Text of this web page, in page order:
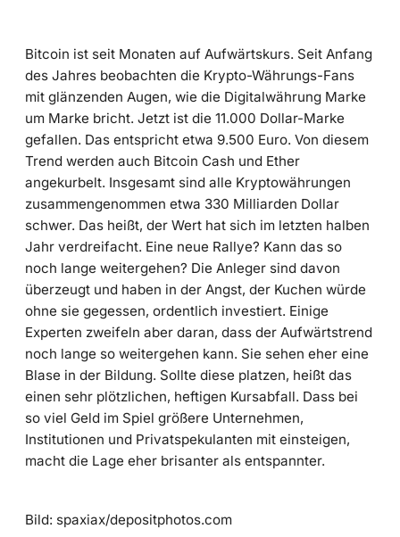
Bitcoin ist seit Monaten auf Aufwärtskurs. Seit Anfang
des Jahres beobachten die Krypto-Währungs-Fans
mit glänzenden Augen, wie die Digitalwährung Marke
um Marke bricht. Jetzt ist die 11.000 Dollar-Marke
gefallen. Das entspricht etwa 9.500 Euro. Von diesem
Trend werden auch Bitcoin Cash und Ether
angekurbelt. Insgesamt sind alle Kryptowährungen
zusammengenommen etwa 330 Milliarden Dollar
schwer. Das heißt, der Wert hat sich im letzten halben
Jahr verdreifacht. Eine neue Rallye? Kann das so
noch lange weitergehen? Die Anleger sind davon
überzeugt und haben in der Angst, der Kuchen würde
ohne sie gegessen, ordentlich investiert. Einige
Experten zweifeln aber daran, dass der Aufwärtstrend
noch lange so weitergehen kann. Sie sehen eher eine
Blase in der Bildung. Sollte diese platzen, heißt das
einen sehr plötzlichen, heftigen Kursabfall. Dass bei
so viel Geld im Spiel größere Unternehmen,
Institutionen und Privatspekulanten mit einsteigen,
macht die Lage eher brisanter als entspannter.
Bild: spaxiax/depositphotos.com